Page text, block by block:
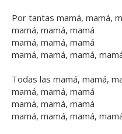
Por tantas mamá, mamá,
mamá, mamá, mamá
mamá, mamá, mamá
mamá, mamá, mamá,
Todas las mamá, mamá,
mamá, mamá, mamá
mamá, mamá, mamá
mamá, mamá, mamá,